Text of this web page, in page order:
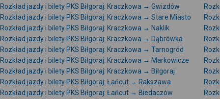
Rozkład jazdy i bilety PKS Biłgoraj: Kraczkowa → Gwizdów
Rozkład jazdy i bilety PKS Biłgoraj: Kraczkowa → Stare Miasto
Rozkład jazdy i bilety PKS Biłgoraj: Kraczkowa → Naklik
Rozkład jazdy i bilety PKS Biłgoraj: Kraczkowa → Dąbrówka
Rozkład jazdy i bilety PKS Biłgoraj: Kraczkowa → Tarnogród
Rozkład jazdy i bilety PKS Biłgoraj: Kraczkowa → Markowicze
Rozkład jazdy i bilety PKS Biłgoraj: Kraczkowa → Biłgoraj
Rozkład jazdy i bilety PKS Biłgoraj: Łańcut → Rakszawa
Rozkład jazdy i bilety PKS Biłgoraj: Łańcut → Biedaczów